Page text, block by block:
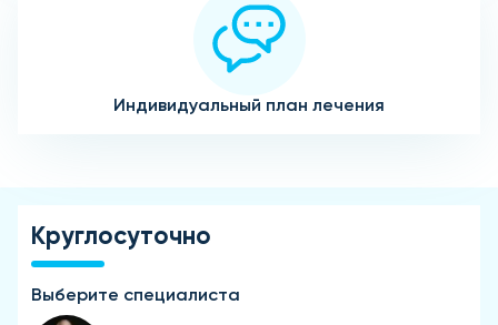
Индивидуальный план лечения
Круглосуточно
Выберите специалиста